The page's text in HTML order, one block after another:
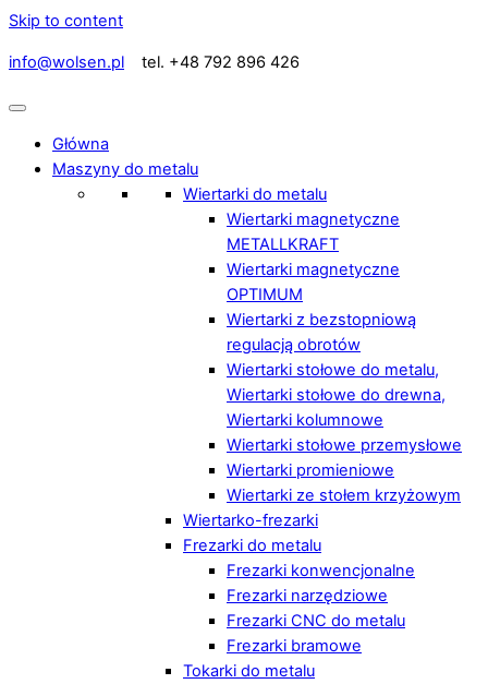
Skip to content
info@wolsen.pl tel. +48 792 896 426
Główna
Maszyny do metalu
Wiertarki do metalu
Wiertarki magnetyczne
METALLKRAFT
Wiertarki magnetyczne
OPTIMUM
Wiertarki z bezstopniową
regulacją obrotów
Wiertarki stołowe do metalu,
Wiertarki stołowe do drewna,
Wiertarki kolumnowe
Wiertarki stołowe przemysłowe
Wiertarki promieniowe
Wiertarki ze stołem krzyżowym
Wiertarko-frezarki
Frezarki do metalu
Frezarki konwencjonalne
Frezarki narzędziowe
Frezarki CNC do metalu
Frezarki bramowe
Tokarki do metalu